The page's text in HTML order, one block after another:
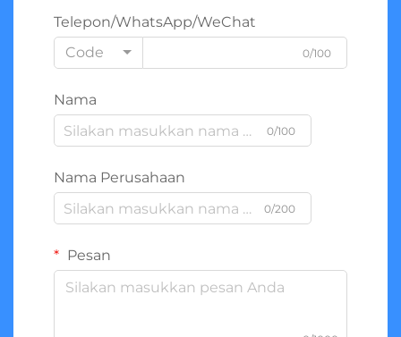
Telepon/WhatsApp/WeChat
Code
0/100
Nama
0/100
Nama Perusahaan
0/200
Pesan